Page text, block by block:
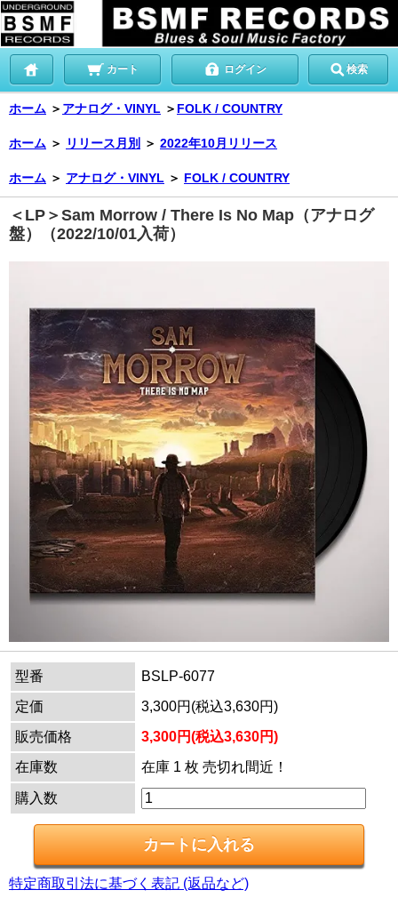
カート ログイン 検索
ホーム ＞ アナログ・VINYL ＞ FOLK / COUNTRY
ホーム ＞ リリース月別 ＞ 2022年10月リリース
ホーム ＞ アナログ・VINYL ＞ FOLK / COUNTRY
＜LP＞Sam Morrow / There Is No Map（アナログ
盤）（2022/10/01入荷）
型番
BSLP-6077
定価
3,300円(税込3,630円)
販売価格
3,300円(税込3,630円)
在庫数
在庫 1 枚 売切れ間近！
購入数
特定商取引法に基づく表記 (返品など)